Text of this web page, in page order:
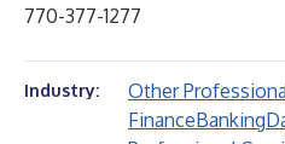
770-377-1277
Industry: Other
FinanceBanking